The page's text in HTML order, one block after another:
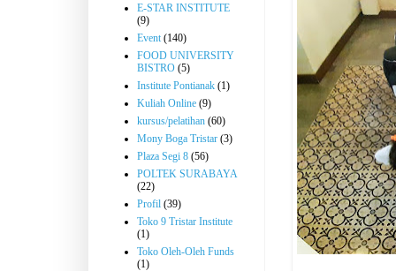
E-STAR INSTITUTE
(9)
Event (140)
FOOD UNIVERSITY
BISTRO (5)
Institute Pontianak (1)
Kuliah Online (9)
kursus/pelatihan (60)
Mony Boga Tristar (3)
Plaza Segi 8 (56)
POLTEK SURABAYA
(22)
Profil (39)
Toko 9 Tristar Institute
(1)
Toko Oleh-Oleh Funds
(1)